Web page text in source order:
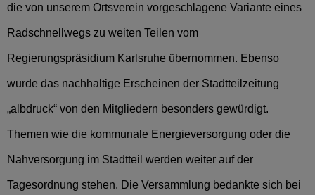
die von unserem Ortsverein vorgeschlagene Variante eines
Radschnellwegs zu weiten Teilen vom
Regierungspräsidium Karlsruhe übernommen. Ebenso
wurde das nachhaltige Erscheinen der Stadtteilzeitung
„albdruck“ von den Mitgliedern besonders gewürdigt.
Themen wie die kommunale Energieversorgung oder die
Nahversorgung im Stadtteil werden weiter auf der
Tagesordnung stehen. Die Versammlung bedankte sich bei